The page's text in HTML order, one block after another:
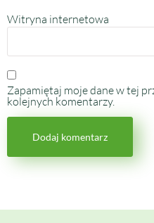
Witryna internetowa
Zapamiętaj moje dane w tej
kolejnych komentarzy.